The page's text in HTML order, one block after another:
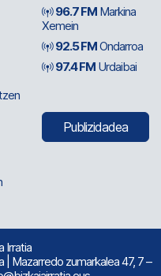
96.7 FM Markina
Xemein
92.5 FMOndarroa
97.4 FM Urdaibai
Publizidadea
Irratia
| Mazarredo zumarkalea 47, 7 –